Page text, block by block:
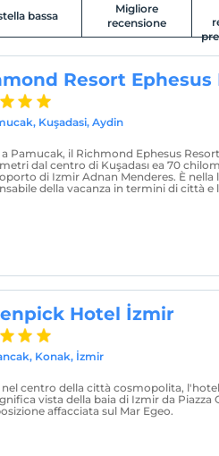
bassa
Migliore
recensione
Resort Ephesus
Kuşadasi, Aydin
Pamucak, il Richmond Ephesus
dal centro di Kuşadası ea 70
di Izmir Adnan Menderes. È nella
della vacanza in termini di città e
Hotel İzmir
Konak, İzmir
centro della città cosmopolita,
vista della baia di Izmir da Piazza
affacciata sul Mar Egeo.